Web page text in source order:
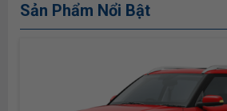
Sản Phẩm Nổi Bật